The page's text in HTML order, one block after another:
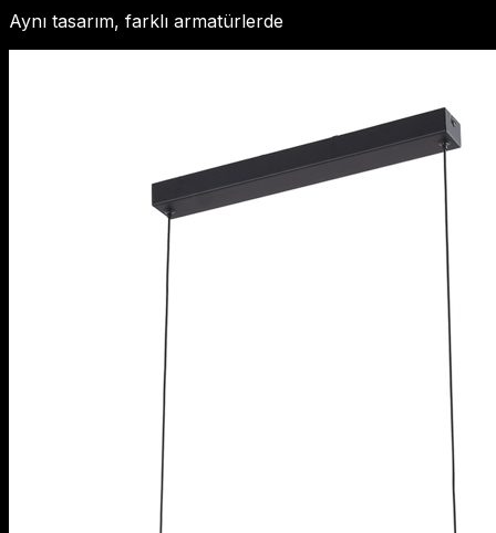
Aynı tasarım, farklı armatürlerde